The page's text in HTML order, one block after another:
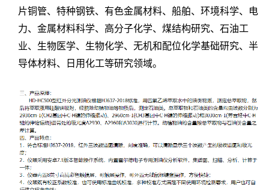
片铜管、特种钢铁、有色金属材料、船舶、环境科学、电
力、金属材料科学、高分子化学、煤结构研究、石油工
业、生物医学、生物化学、无机和配位化学基础研究、半
导体材料、日用化工等研究领域。